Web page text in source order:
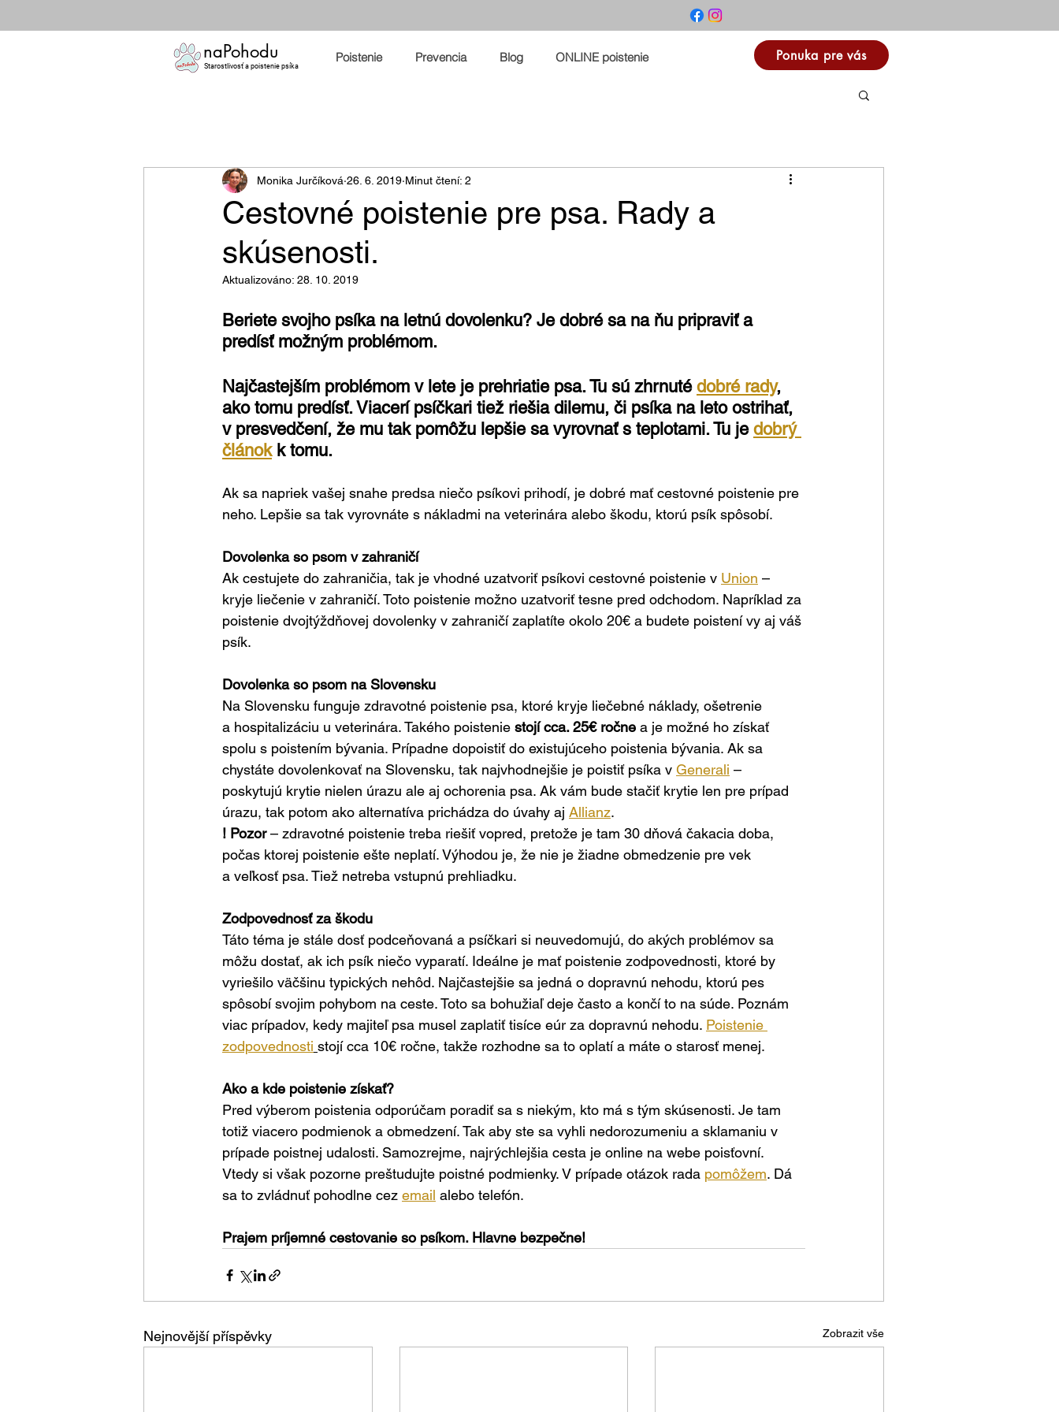
naPohodu
Starostlivosť a poistenie psíka
Poistenie Prevencia Blog ONLINE poistenie Ponuka pre vás
Cestovné poistenie pre psa. Rady a
skúsenosti.
Monika Jurčíková 26. 6. 2019 Minut čtení: 2
Aktualizováno: 28. 10. 2019
Beriete svojho psíka na letnú dovolenku? Je dobré sa na ňu pripraviť a
predísť možným problémom.
Najčastejším problémom v lete je prehriatie psa. Tu sú zhrnuté dobré rady,
ako tomu predísť. Viacerí psíčkari tiež riešia dilemu, či psíka na leto ostrihať,
v presvedčení, že mu tak pomôžu lepšie sa vyrovnať s teplotami. Tu je dobrý
článok k tomu.
Ak sa napriek vašej snahe predsa niečo psíkovi prihodí, je dobré mať cestovné poistenie pre
neho. Lepšie sa tak vyrovnáte s nákladmi na veterinára alebo škodu, ktorú psík spôsobí.
Dovolenka so psom v zahraničí
Ak cestujete do zahraničia, tak je vhodné uzatvoriť psíkovi cestovné poistenie v Union –
kryje liečenie v zahraničí. Toto poistenie možno uzatvoriť tesne pred odchodom. Napríklad za
poistenie dvojtýždňovej dovolenky v zahraničí zaplatíte okolo 20€ a budete poistení vy aj váš
psík.
Dovolenka so psom na Slovensku
Na Slovensku funguje zdravotné poistenie psa, ktoré kryje liečebné náklady, ošetrenie
a hospitalizáciu u veterinára. Takého poistenie stojí cca. 25€ ročne a je možné ho získať
spolu s poistením bývania. Prípadne dopoistiť do existujúceho poistenia bývania. Ak sa
chystáte dovolenkovať na Slovensku, tak najvhodnejšie je poistiť psíka v Generali –
poskytujú krytie nielen úrazu ale aj ochorenia psa. Ak vám bude stačiť krytie len pre prípad
úrazu, tak potom ako alternatíva prichádza do úvahy aj Allianz.
! Pozor – zdravotné poistenie treba riešiť vopred, pretože je tam 30 dňová čakacia doba,
počas ktorej poistenie ešte neplatí. Výhodou je, že nie je žiadne obmedzenie pre vek
a veľkosť psa. Tiež netreba vstupnú prehliadku.
Zodpovednosť za škodu
Táto téma je stále dosť podceňovaná a psíčkari si neuvedomujú, do akých problémov sa
môžu dostať, ak ich psík niečo vyparatí. Ideálne je mať poistenie zodpovednosti, ktoré by
vyriešilo väčšinu typických nehôd. Najčastejšie sa jedná o dopravnú nehodu, ktorú pes
spôsobí svojim pohybom na ceste. Toto sa bohužiaľ deje často a končí to na súde. Poznám
viac prípadov, kedy majiteľ psa musel zaplatiť tisíce eúr za dopravnú nehodu. Poistenie
zodpovednosti stojí cca 10€ ročne, takže rozhodne sa to oplatí a máte o starosť menej.
Ako a kde poistenie získať?
Pred výberom poistenia odporúčam poradiť sa s niekým, kto má s tým skúsenosti. Je tam
totiž viacero podmienok a obmedzení. Tak aby ste sa vyhli nedorozumeniu a sklamaniu v
prípade poistnej udalosti. Samozrejme, najrýchlejšia cesta je online na webe poisťovní.
Vtedy si však pozorne preštudujte poistné podmienky. V prípade otázok rada pomôžem. Dá
sa to zvládnuť pohodlne cez email alebo telefón.
Prajem príjemné cestovanie so psíkom. Hlavne bezpečne!
Nejnovější příspěvky Zobrazit vše